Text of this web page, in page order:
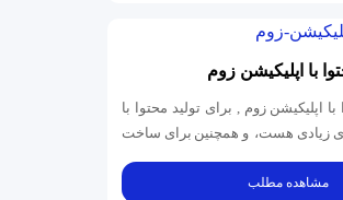
با اپلیکیشن زوم
اپلیکیشن زوم , برای تولید محتوا با
زیادی هست، و همچنین برای ساخت
مشاهده مطلب